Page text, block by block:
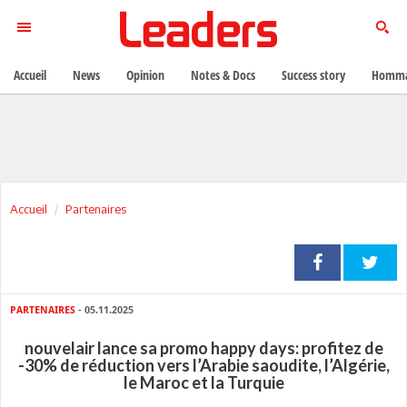
Accueil Partenaires
PARTENAIRES - 05.11.2025
nouvelair lance sa promo happy days: profitez de
-30% de réduction vers l’Arabie saoudite, l’Algérie,
le Maroc et la Turquie
Accueil News Opinion Notes & Docs Success story